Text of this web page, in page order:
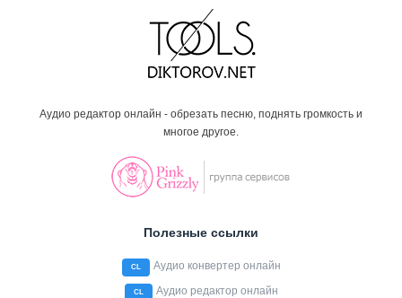
Аудио редактор онлайн - обрезать песню, поднять громкость и
многое другое.
Полезные ссылки
CL Аудио конвертер онлайн
CL Аудио редактор онлайн